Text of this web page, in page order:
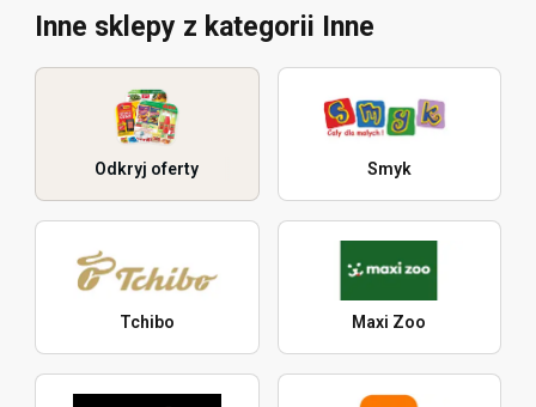
Inne sklepy z kategorii Inne
Odkryj oferty Smyk
Tchibo Maxi Zoo